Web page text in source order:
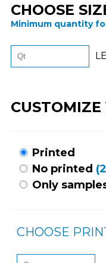
CHOOSE
Minimum quantity
Printed
No printed
Only
CHOOSE